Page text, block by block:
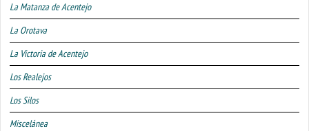
La Matanza de Acentejo
La Orotava
La Victoria de Acentejo
Los Realejos
Los Silos
Miscelánea